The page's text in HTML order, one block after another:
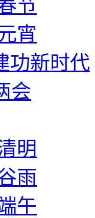
节
宵
功新时代
会
明
雨
午